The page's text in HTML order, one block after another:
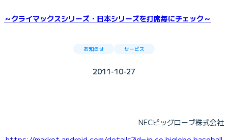
～クライマックスシリーズ・日本シリーズを打席毎にチェック～
お知らせ サービス
2011-10-27
NECビッグローブ株式会社